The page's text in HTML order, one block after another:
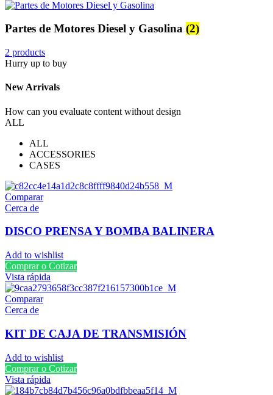
Partes de Motores Diesel y Gasolina (2)
2 products
Hurry up to buy
New Arrivals
How can you evaluate content without design
ALL
ALL
ACCESSORIES
CASES
Comparar
Cerca de
DISCO PRENSA Y BOMBA BALINERA
Add to wishlist
Comprar o Cotizar
Vista rápida
Comparar
Cerca de
KIT DE CAJA DE TRANSMISIÓN
Add to wishlist
Comprar o Cotizar
Vista rápida